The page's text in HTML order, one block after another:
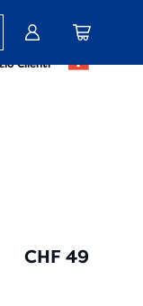
Clienti
CHF 49